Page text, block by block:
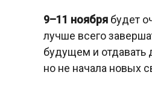
9–11 ноября будет
лучше всего
будущем и отдавать
но не начала новых